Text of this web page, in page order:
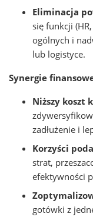
Eliminacja
się funkcji
ogólnych i
lub logistyce.
Synergie
Niższy koszt
zadłużenie i
Korzyści
strat,
efektywności
gotówki z